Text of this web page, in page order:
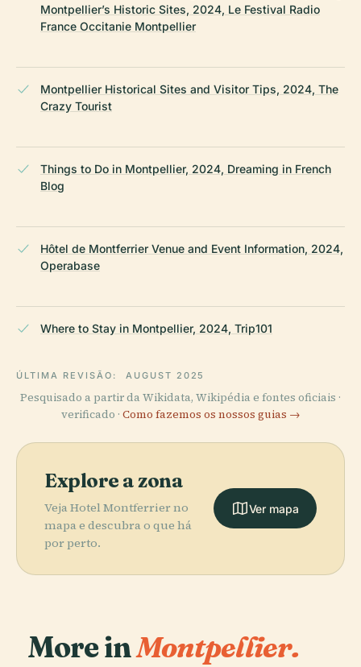
Montpellier’s Historic Sites, 2024, Le Festival Radio
France Occitanie Montpellier
Montpellier Historical Sites and Visitor Tips, 2024, The
Crazy Tourist
Things to Do in Montpellier, 2024, Dreaming in French
Blog
Hôtel de Montferrier Venue and Event Information, 2024,
Operabase
Where to Stay in Montpellier, 2024, Trip101
ÚLTIMA REVISÃO: AUGUST 2025
Pesquisado a partir da Wikidata, Wikipédia e fontes oficiais ·
verificado · Como fazemos os nossos guias →
Explore a zona
Veja Hotel Montferrier no
mapa e descubra o que há
por perto.
Ver mapa
More inMontpellier.